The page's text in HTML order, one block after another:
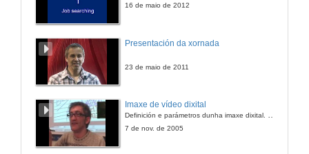
Part I
Paart II
16 de maio de 2012
Presentación da xornada
23 de maio de 2011
Imaxe de vídeo dixital
7 de nov. de 2005